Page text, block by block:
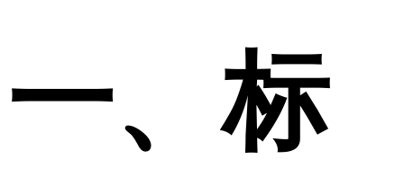
一、标